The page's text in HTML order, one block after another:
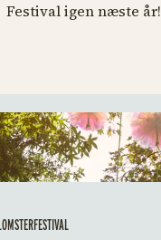
Festival igen næste år!